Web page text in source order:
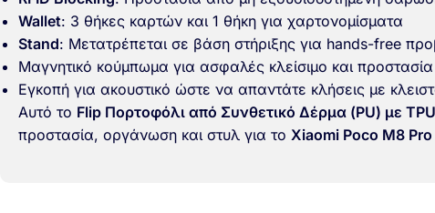
Wallet: 3 θήκες καρτών και 1 θήκη για χαρτονομίσματα
Stand: Μετατρέπεται σε βάση στήριξης για hands-free
Μαγνητικό κούμπωμα για ασφαλές κλείσιμο και
Εγκοπή για ακουστικό ώστε να απαντάτε κλήσεις με
Αυτό το Flip Πορτοφόλι από Συνθετικό Δέρμα (PU) με TPU
προστασία, οργάνωση και στυλ για το Xiaomi Poco M8